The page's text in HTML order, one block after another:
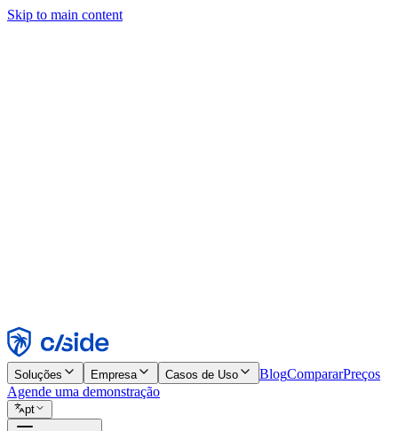
Skip to main content
Rejeitar
Soluções Empresa Casos de Uso BlogCompararPreços
Agende uma demonstração
pt